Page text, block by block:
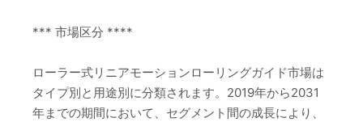
*** 市場区分 ****
ローラー式リニアモーションローリングガイド市場は
タイプ別と用途別に分類されます。2019年から2031
年までの期間において、セグメント間の成長により、